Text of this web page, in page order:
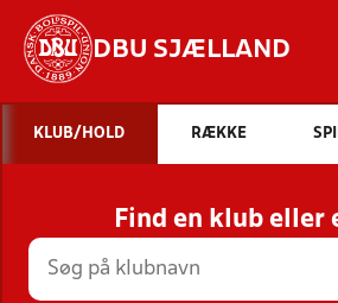
DBU SJÆLLAND
STILLINGER, RESULTATER,
HOLD
KLUB/HOLD RÆKKE
Find en klub eller